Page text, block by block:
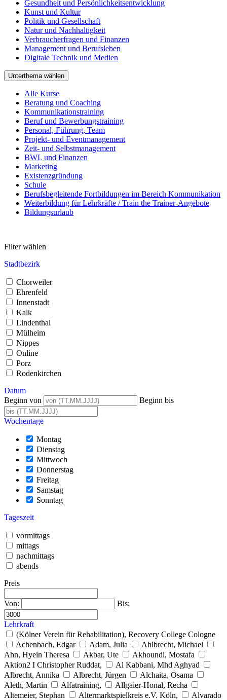
Gesundheit und Persönlichkeitsentwicklung
Kunst und Kultur
Politik und Gesellschaft
Natur und Nachhaltigkeit
Verbraucherfragen und Finanzen
Management und Berufsleben
Digitale Technik und Medien
Unterthema wählen
Alle Kurse
Beratung und Coaching
Kommunikationstraining
Beruf und Bewerbungstraining
Personal, Führung, Team
Projekt- und Eventmanagement
Zeit- und Selbstmanagement
BWL und Finanzen
Marketing
Existenzgründung
Schule
Berufsbegleitende Fortbildungen im Bereich Kommunikation
Weiterbildung für Lehrkräfte / Train the Trainer-Angebote
Bildungsurlaub
Filter wählen
Stadtbezirk
Chorweiler
Ehrenfeld
Innenstadt
Kalk
Lindenthal
Mülheim
Nippes
Online
Porz
Rodenkirchen
Datum
Beginn von
Beginn bis
Wochentage
Montag
Dienstag
Mittwoch
Donnerstag
Freitag
Samstag
Sonntag
Tageszeit
vormittags
mittags
nachmittags
abends
Preis
Von: Bis:
Lehrkraft
(Kölner Verein für Rehabilitation), Recovery College Cologne
Achenbach, Edgar
Adam, Julia
Ahlbrecht, Michael
Ahn, Hyein Theresa
Akbar, Ute
Akhoundi, Mostafa
Aktion2 I Christopher Ruddat,
Al Kabbani, Mhd Aghyad
Albrecht, Annika
Albrecht, Jürgen
Alchaita, Osama
Aleth, Martin
Alfatraining,
Allgaier-Honal, Recha
Altemeier, Stephan
Altermarktspielkreis e.V. Köln,
Alvarado